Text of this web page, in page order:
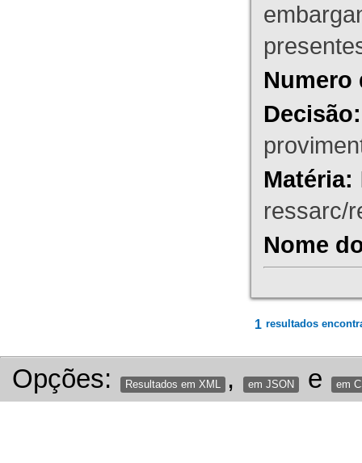
Numero
Decisão:
Matéria:
ressarc/
Nome
1 resultados
Opções: Resultados em XML , em JSON e em